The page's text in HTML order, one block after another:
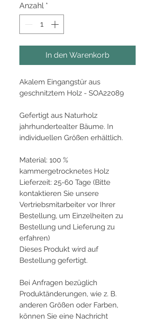
Anzahl *
In den Warenkorb
Akalem Eingangstür aus
geschnitztem Holz - SOA22089
Gefertigt aus Naturholz
jahrhundertealter Bäume. In
individuellen Größen erhältlich.
Material: 100 %
kammergetrocknetes Holz
Lieferzeit: 25-60 Tage (Bitte
kontaktieren Sie unsere
Vertriebsmitarbeiter vor Ihrer
Bestellung, um Einzelheiten zu
Bestellung und Lieferung zu
erfahren)
Dieses Produkt wird auf
Bestellung gefertigt.
Bei Anfragen bezüglich
Produktänderungen, wie z. B.
anderen Größen oder Farben,
können Sie eine Nachricht